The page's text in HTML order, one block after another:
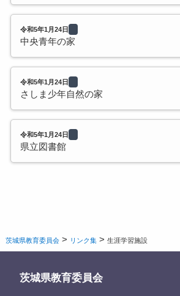
令和5年1月24日
中央青年の家
令和5年1月24日
さしま少年自然の家
令和5年1月24日
県立図書館
茨城県教育委員会 > リンク集 >生涯学習施設
茨城県教育委員会